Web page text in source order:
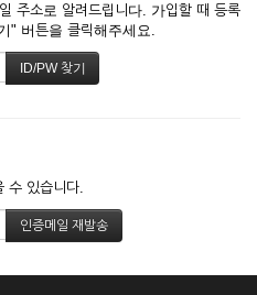
주소로 알려드립니다. 가입할 때 등록
" 버튼을 클릭해주세요.
수 있습니다.